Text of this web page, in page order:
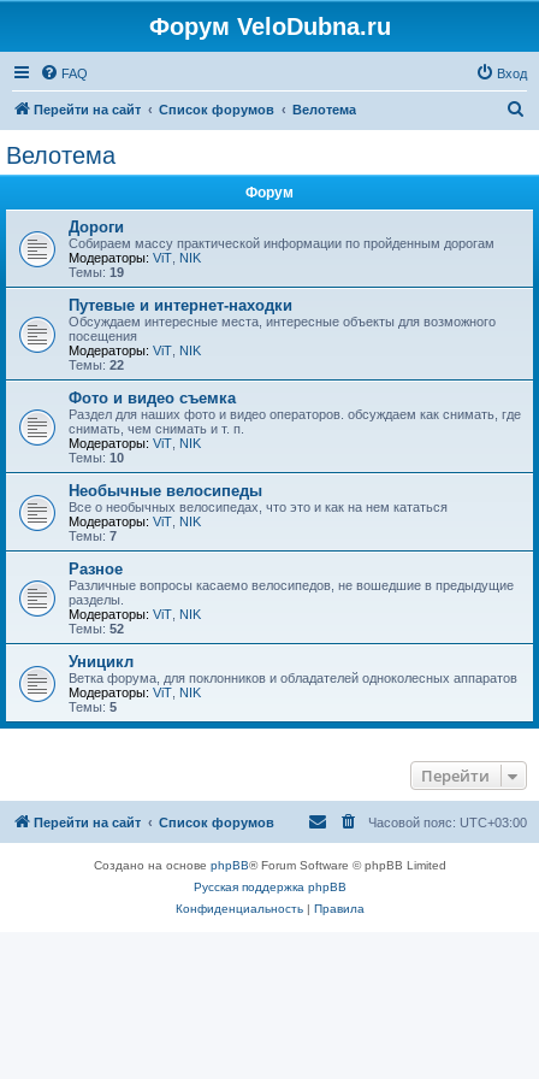
Форум VeloDubna.ru
FAQ Вход
Перейти на сайт Список форумов Велотема
Велотема
Форум
Дороги
Собираем массу практической информации по пройденным дорогам
Модераторы: ViT NIK
Темы: 19
Путевые и интернет-находки
Обсуждаем интересные места, интересные объекты для возможного
посещения
Модераторы: ViT NIK
Темы: 22
Фото и видео съемка
Раздел для наших фото и видео операторов. обсуждаем как снимать, где
снимать, чем снимать и т. п.
Модераторы: ViT NIK
Темы: 10
Необычные велосипеды
Все о необычных велосипедах, что это и как на нем кататься
Модераторы: ViT NIK
Темы: 7
Разное
Различные вопросы касаемо велосипедов, не вошедшие в предыдущие
разделы.
Модераторы: ViT NIK
Темы: 52
Уницикл
Ветка форума, для поклонников и обладателей одноколесных аппаратов
Модераторы: ViT NIK
Темы: 5
Перейти
Перейти на сайт Список форумов Часовой пояс: UTC+03:00
Создано на основе phpBB® Forum Software © phpBB Limited
Русская поддержка phpBB
Конфиденциальность| Правила